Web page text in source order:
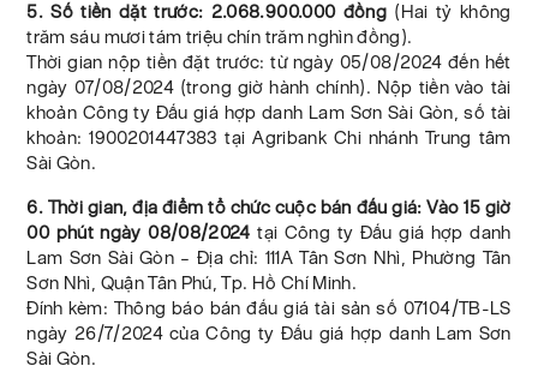
5. Số tiền dặt trước: 2.068.900.000 đồng(Hai tỷ không
trăm sáu mươi tám triệu chín trăm nghìn đồng).
Thời gian nộp tiền đặt trước: từ ngày 05/08/2024 đến hết
ngày 07/08/2024 (trong giờ hành chính). Nộp tiền vào tài
khoản Công ty Đấu giá hợp danh Lam Sơn Sài Gòn, số tài
khoản: 1900201447383 tại Agribank Chi nhánh Trung tâm
Sài Gòn.
6. Thời gian, địa điểm tổ chức cuộc bán đấu giá: Vào 15 giờ
00 phút ngày 08/08/2024 tại Công ty Đấu giá hợp danh
Lam Sơn Sài Gòn – Địa chỉ: 111A Tân Sơn Nhì, Phường Tân
Sơn Nhì, Quận Tân Phú, Tp. Hồ Chí Minh.
Đính kèm: Thông báo bán đấu giá tài sản số 07104/TB-LS
ngày 26/7/2024 của Công ty Đấu giá hợp danh Lam Sơn
Sài Gòn.